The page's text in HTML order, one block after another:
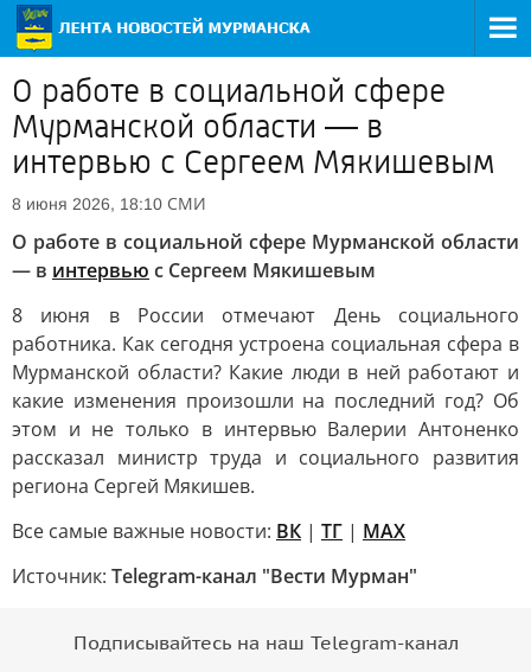
О работе в социальной сфере
Мурманской области — в
интервью с Сергеем Мякишевым
8 июня 2026, 18:10 СМИ
О работе в социальной сфере Мурманской области
— в интервью с Сергеем Мякишевым
8 июня в России отмечают День социального
работника. Как сегодня устроена социальная сфера в
Мурманской области? Какие люди в ней работают и
какие изменения произошли на последний год? Об
этом и не только в интервью Валерии Антоненко
рассказал министр труда и социального развития
региона Сергей Мякишев.
Все самые важные новости: ВК | ТГ | MAX
Источник: Telegram-канал "Вести Мурман"
Подписывайтесь на наш Telegram-канал